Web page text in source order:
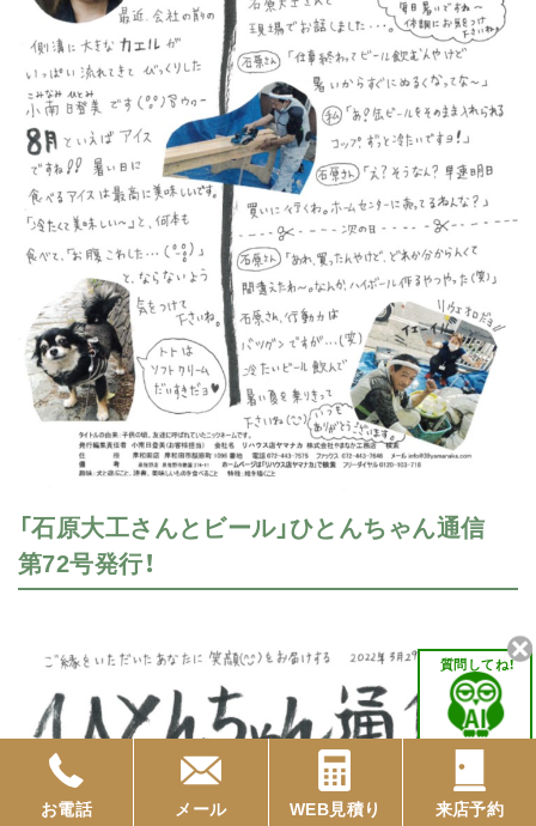
「石原大工さんとビール」ひとんちゃん通信
第72号発行！
お電話 メール WEB見積り 来店予約
質問してね！